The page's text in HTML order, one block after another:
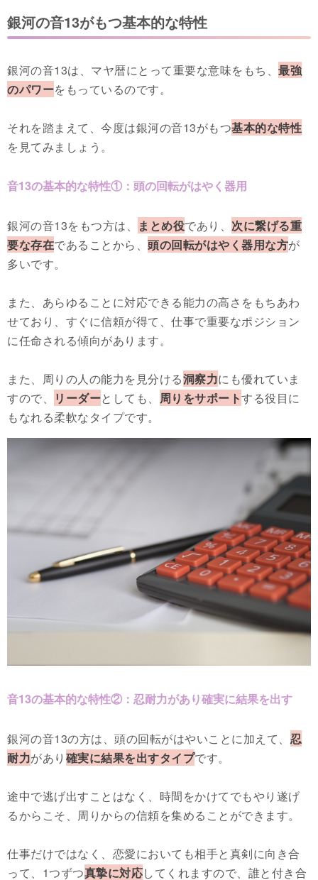
銀河の音13がもつ基本的な特性
銀河の音13は、マヤ暦にとって重要な意味をもち、 最強
のパワーをもっているのです。
それを踏まえて、今度は銀河の音13がもつ基本的な特性
を見てみましょう。
音13の基本的な特性①：頭の回転がはやく器用
銀河の音13をもつ方は、 まとめ役であり、 次に繋げる重
要な存在であることから、 頭の回転がはやく器用な方が
多いです。
また、あらゆることに対応できる能力の高さをもちあわ
せており、すぐに信頼が得て、仕事で重要なポジション
に任命される傾向があります。
また、周りの人の能力を見分ける洞察力にも優れていま
すので、
リーダーとしても、 周りをサポートする役目に
もなれる柔軟なタイプです。
音13の基本的な特性②：忍耐力があり確実に結果を出す
銀河の音13の方は、頭の回転がはやいことに加えて、 忍
耐力があり 確実に結果を出すタイプです。
途中で逃げ出すことはなく、時間をかけてでもやり遂げ
るからこそ、周りからの信頼を集めることができます。
仕事だけではなく、恋愛においても相手と真剣に向き合
って、1つずつ真摯に対応してくれますので、誰と付き合